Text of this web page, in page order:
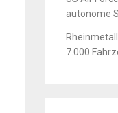
autonome
7.000